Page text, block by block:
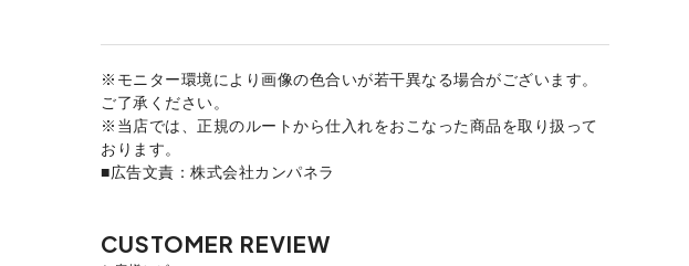
※モニター環境により画像の色合いが若干異なる場合がございます。
ご了承ください。
※当店では、正規のルートから仕入れをおこなった商品を取り扱って
おります。
■広告文責：株式会社カンパネラ